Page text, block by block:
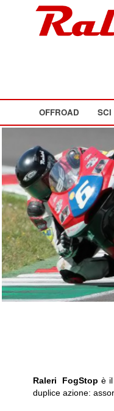
OFFROAD SCI
Raleri FogStop è
duplice azione: